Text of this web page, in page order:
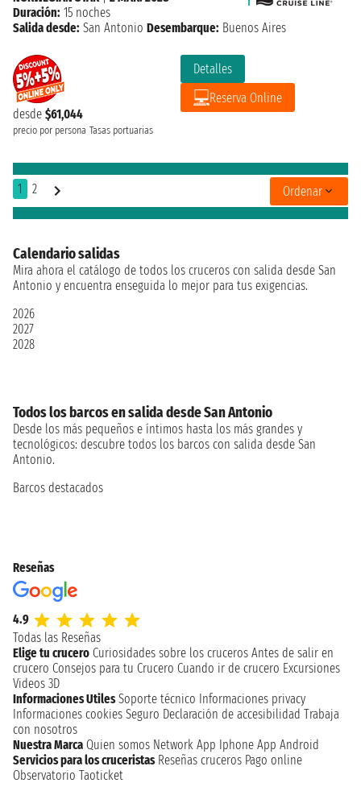
desde $61,044
precio por persona Tasas portuarias
Detalles
Reserva Online
Duración: 15 noches
Salida desde: San Antonio Desembarque: Buenos Aires
1 2 Ordenar
Calendario salidas
Mira ahora el catálogo de todos los cruceros con salida desde San
Antonio y encuentra enseguida lo mejor para tus exigencias.
2026
2027
2028
Todos los barcos en salida desde San Antonio
Desde los más pequeños e íntimos hasta los más grandes y
tecnológicos: descubre todos los barcos con salida desde San
Antonio.
Barcos destacados
Reseñas
4.9
Todas las Reseñas
Elige tu crucero Curiosidades sobre los cruceros Antes de salir en
crucero Consejos para tu Crucero Cuando ir de crucero Excursiones
Videos 3D
Informaciones Utiles Soporte técnico Informaciones privacy
Informaciones cookies Seguro Declaración de accesibilidad Trabaja
con nosotros
Nuestra Marca Quien somos Network App Iphone App Android
Servicios para los cruceristas Reseñas cruceros Pago online
Observatorio Taoticket